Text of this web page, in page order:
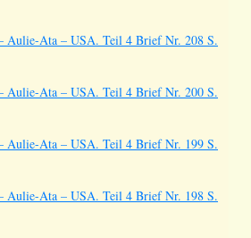
Aulie-Ata – USA. Teil 4 Brief Nr. 208 S.
Aulie-Ata – USA. Teil 4 Brief Nr. 200 S.
Aulie-Ata – USA. Teil 4 Brief Nr. 199 S.
Aulie-Ata – USA. Teil 4 Brief Nr. 198 S.